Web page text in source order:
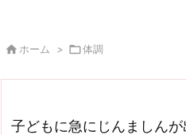
 ホーム > 体調
子どもに急にじんましん